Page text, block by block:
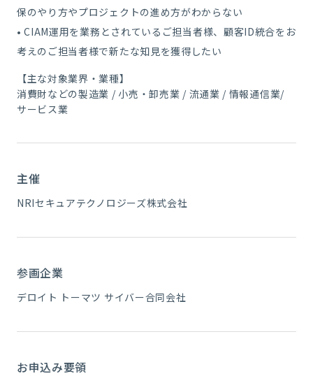
保のやり方やプロジェクトの進め方がわからない
• CIAM運用を業務とされているご担当者様、顧客ID統合をお
考えのご担当者様で新たな知見を獲得したい
【主な対象業界・業種】
消費財などの製造業 / 小売・卸売業 / 流通業 / 情報通信業/
サービス業
主催
NRIセキュアテクノロジーズ株式会社
参画企業
デロイト トーマツ サイバー合同会社
お申込み要領